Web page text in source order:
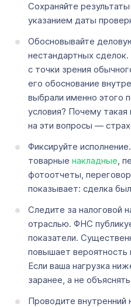
Сохраняйте
указанием даты
Обосновывайте
нестандартных
с точки зрения
его обоснование
выбрали именно этого
условия? Почему
на эти вопросы —
Фиксируйте исполнение.
товарные накладные,
фотоотчеты,
показывает: сделка
Следите за налоговой
отраслью. ФНС
показатели.
повышает вероятность
Если ваша нагрузка
заранее, а не
Проводите внутренний